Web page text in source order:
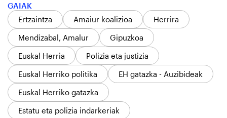
GAIAK
Ertzaintza
Amaiur koalizioa
Herrira
Mendizabal, Amalur
Gipuzkoa
Euskal Herria
Polizia eta justizia
Euskal Herriko politika
EH gatazka - Auzibideak
Euskal Herriko gatazka
Estatu eta polizia indarkeriak